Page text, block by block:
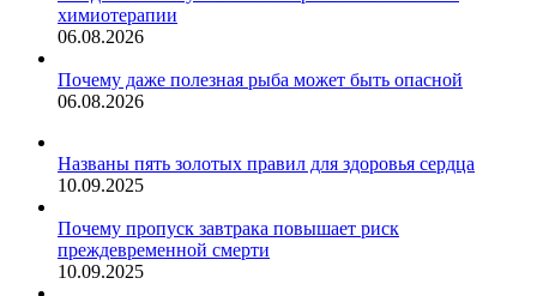
химиотерапии
06.08.2026
Почему даже полезная рыба может быть опасной
06.08.2026
Названы пять золотых правил для здоровья сердца
10.09.2025
Почему пропуск завтрака повышает риск
преждевременной смерти
10.09.2025